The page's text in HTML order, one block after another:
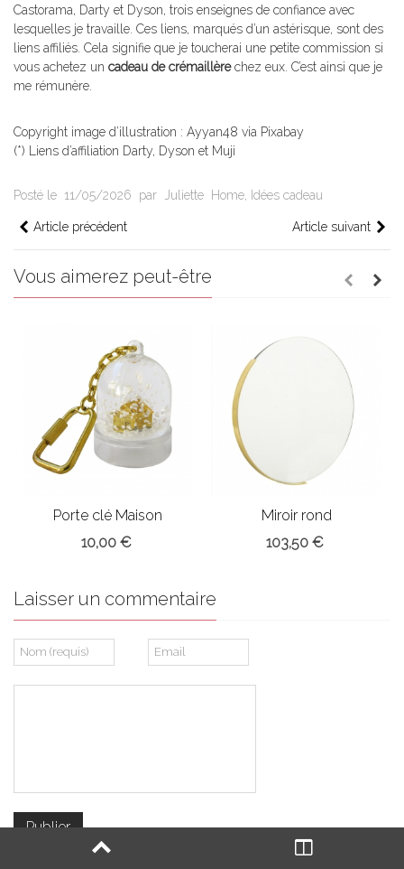
Castorama, Darty et Dyson, trois enseignes de confiance avec
lesquelles je travaille. Ces liens, marqués d’un astérisque, sont des
liens affiliés. Cela signifie que je toucherai une petite commission si
vous achetez un cadeau de crémaillèrechez eux. C’est ainsi que je
me rémunère.
Copyright image d’illustration : Ayyan48 via Pixabay
(*) Liens d’affiliation Darty, Dyson et Muji
Posté le 11/05/2026 par Juliette Home, Idées cadeau
Article précédent Article suivant
Vous aimerez peut-être
Porte clé Maison
10,00 €
Miroir rond
Bloomingville
103,50 €
Laisser un commentaire